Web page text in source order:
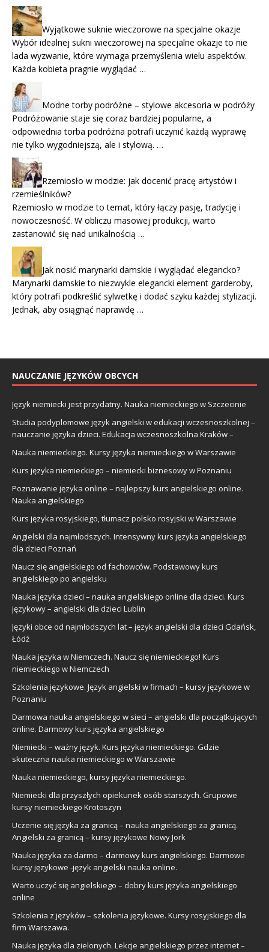
Wyjątkowe suknie wieczorowe na specjalne okazje
Wybór idealnej sukni wieczorowej na specjalne okazje to nie
lada wyzwanie, które wymaga przemyślenia wielu aspektów.
Każda kobieta pragnie wyglądać …
Modne torby podróżne – stylowe akcesoria w podróży
Podróżowanie staje się coraz bardziej popularne, a
odpowiednia torba podróżna potrafi uczynić każdą wyprawę
nie tylko wygodniejszą, ale i stylową. …
Rzemiosło w modzie: jak docenić pracę artystów i
rzemieślników?
Rzemiosło w modzie to temat, który łączy pasję, tradycję i
nowoczesność. W obliczu masowej produkcji, warto
zastanowić się nad unikalnością …
Jak nosić marynarki damskie i wyglądać elegancko?
Marynarki damskie to niezwykle elegancki element garderoby,
który potrafi podkreślić sylwetkę i dodać szyku każdej stylizacji.
Jednak, aby osiągnąć naprawdę …
NAUCZANIE JĘZYKÓW OBCYCH
Język niemiecki jest przydatny. Nauka niemieckiego w Szczecinie
Studia podyplomowe język angielski w edukacji wczesnoszkolnej –
nauczanie języka dzieci. Edukacja wczesnoszkolna Kraków –
Nauka niemieckiego. Kursy języka niemieckiego w Warszawie
Kurs języka niemieckiego – niemiecki biznesowy w Poznaniu
Poznawanie języka online – najlepszy kurs angielskiego online.
Nauka angielskiego
Kurs języka rosyjskiego, tłumacz polsko rosyjski w Warszawie
Angielski dla najmłodszych. Intensywny kurs języka angielskiego
dla dzieci Poznań
Naucz się angielskiego od fachowców. Podstawowy kurs
angielskiego po angielsku
Nauka języka dzieci – nauka angielskiego online dla dzieci. Kurs
językowy – angielski dla dzieci Lublin
Języki obce od najmłodszych lat – język angielski dla dzieci Gdańsk,
Łódź
Nauka języka w Niemczech. Naucz się niemieckiego! Kurs
niemieckiego w Niemczech
Szkolenia językowe. Język angielski w firmach – kursy językowe w
Poznaniu
Darmowa nauka angielskiego w sieci – angielski dla początkujących
online. Darmowy kurs języka angielskiego
Niemiecki – ważny język. Kurs języka niemieckiego. Gdzie
skuteczna nauka niemieckiego w Warszawie
Nauka niemieckiego, kursy języka niemieckiego.
Niemiecki dla przyszłych opiekunek osób starszych. Grupowe
kursy niemieckiego Krotoszyn
Uczenie się języka za granicą – nauka angielskiego za granicą.
Angielski za granicą – kursy językowe Nowy Jork
Nauka języka za darmo – darmowy kurs angielskiego. Darmowe
kursy językowe -język angielski nauka online.
Warto uczyć się angielskiego – dobry kurs języka angielskiego
online
Szkolenia z języków – szkolenia językowe. Kursy rosyjskiego dla
firm Warszawa.
Nauka języka dla zielonych. Lekcje angielskiego przez internet –